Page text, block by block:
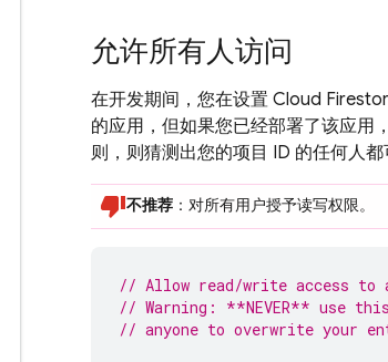
允许所有人访问
在开发期间，您在设置 Cloud
的应用，但如果您已经部署了该应用
则，则猜测出您的项目 ID 的任何人都
不推荐 ：对所有用户授予读写权限。
// Allow read/write access to
// Warning: **NEVER** use
// anyone to overwrite your